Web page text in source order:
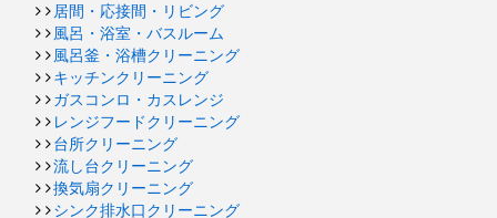
居間・応接間・リビング
風呂・浴室・バスルーム
風呂釜・浴槽クリーニング
キッチンクリーニング
ガスコンロ・カスレンジ
レンジフードクリーニング
台所クリーニング
流し台クリーニング
換気扇クリーニング
シンク排水口クリーニング